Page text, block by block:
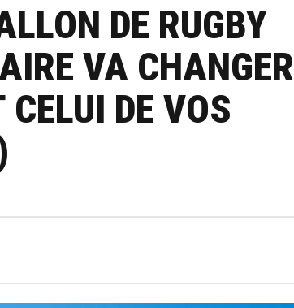
DE RUGBY
VA CHANGER
DE VOS